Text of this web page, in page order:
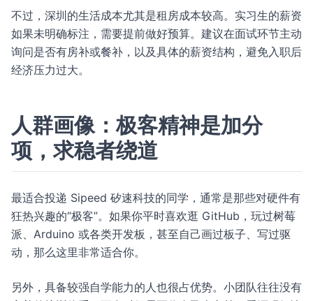
不过，深圳的生活成本尤其是租房成本较高。实习生的薪资
如果未明确标注，需要提前做好预算。建议在面试环节主动
询问是否有房补或餐补，以及具体的薪资结构，避免入职后
经济压力过大。
人群画像：极客精神是加分
项，求稳者绕道
最适合投递 Sipeed 矽速科技的同学，通常是那些对硬件有
狂热兴趣的“极客”。如果你平时喜欢逛 GitHub，玩过树莓
派、Arduino 或各类开发板，甚至自己画过板子、写过驱
动，那么这里非常适合你。
另外，具备较强自学能力的人也很占优势。小团队往往没有